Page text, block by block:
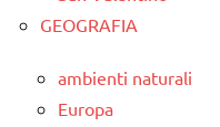
GEOGRAFIA
ambienti naturali
Europa